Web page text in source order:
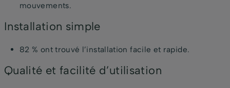
mouvements.
Installation simple
82 % ont trouvé l’installation facile et rapide.
Qualité et facilité d’utilisation